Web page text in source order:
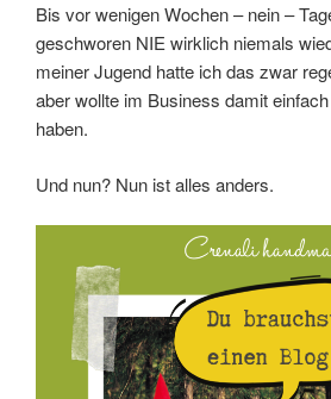
Bis vor wenigen Wochen – nein –
geschworen NIE wirklich niemals
meiner Jugend hatte ich das zwar
aber wollte im Business damit
haben.
Und nun? Nun ist alles anders.